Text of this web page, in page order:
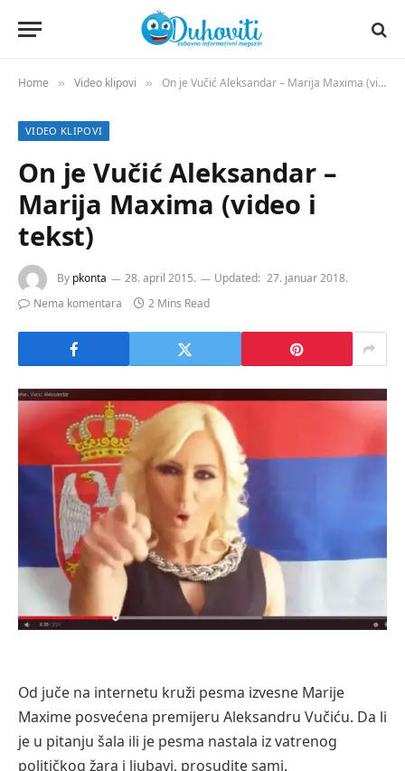
Home » Video klipovi » On je Vučić Aleksandar – Marija Maxima (video i tekst)
VIDEO KLIPOVI
On je Vučić Aleksandar –
Marija Maxima (video i
tekst)
By pkonta 28. april 2015. Updated: 27. januar 2018.
Nema komentara
2 Mins Read
Od juče na internetu kruži pesma izvesne Marije
Maxime posvećena premijeru Aleksandru Vučiću. Da li
je u pitanju šala ili je pesma nastala iz vatrenog
političkog žara i ljubavi, prosudite sami.